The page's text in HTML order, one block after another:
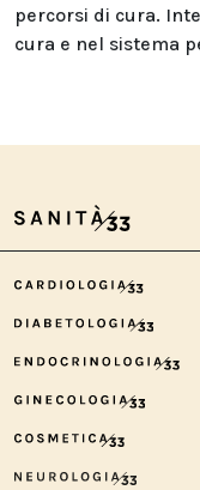
percorsi di cura.
cura e nel sistema